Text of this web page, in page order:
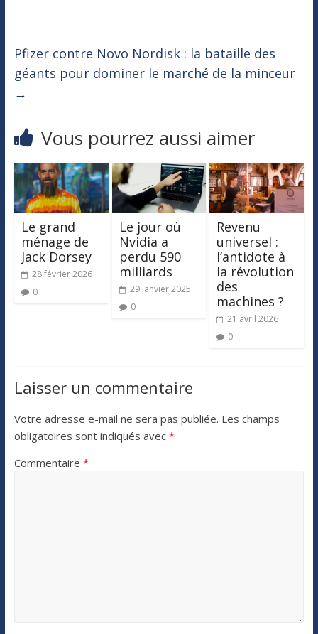
Pfizer contre Novo Nordisk : la bataille des
géants pour dominer le marché de la minceur
→
Vous pourrez aussi aimer
Le grand
ménage de
Jack Dorsey
28 février 2026
0
Le jour où
Nvidia a
perdu 590
milliards
29 janvier 2025
0
Revenu
universel :
l’antidote à
la révolution
des
machines ?
21 avril 2026
0
Laisser un commentaire
Votre adresse e-mail ne sera pas publiée. Les champs
obligatoires sont indiqués avec *
Commentaire *